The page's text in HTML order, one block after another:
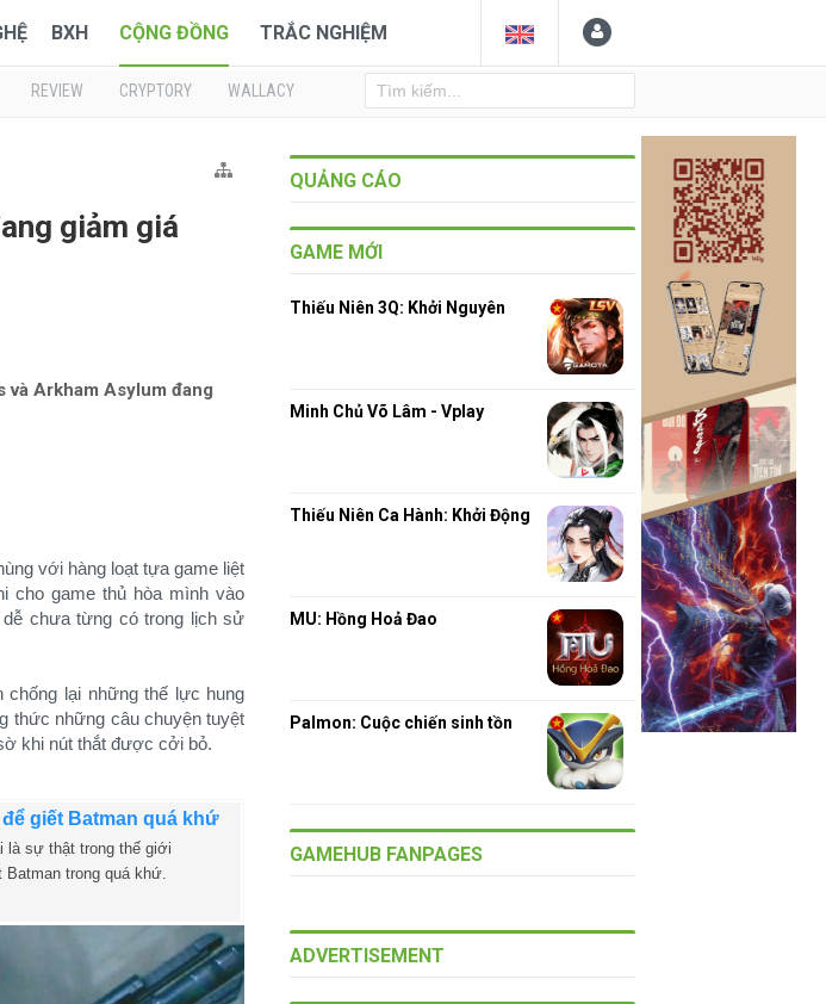
BXH CỘNG ĐỒNG TRẮC NGHIỆM
REVIEW CRYPTORY WALLACY
giảm giá
và Arkham Asylum đang
với hàng loạt tựa game liệt
game thủ hòa mình vào
chưa từng có trong lịch sử
chống lại những thế lực hung
thức những câu chuyện tuyệt
khi nút thắt được cởi bỏ.
giết Batman quá khứ
là sự thật trong thế giới
trong quá khứ.
QUẢNG CÁO
GAME MỚI
Thiếu Niên 3Q: Khởi Nguyên
Minh Chủ Võ Lâm - Vplay
Thiếu Niên Ca Hành: Khởi Động
MU: Hồng Hoả Đao
Palmon: Cuộc chiến sinh tồn
GAMEHUB FANPAGES
ADVERTISEMENT